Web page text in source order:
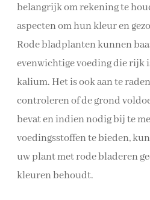
belangrijk om rekening te
aspecten om hun kleur en
Rode bladplanten kunnen
evenwichtige voeding die rijk
kalium. Het is ook aan te
controleren of de grond
bevat en indien nodig bij te
voedingsstoffen te bieden,
uw plant met rode bladeren
kleuren behoudt.